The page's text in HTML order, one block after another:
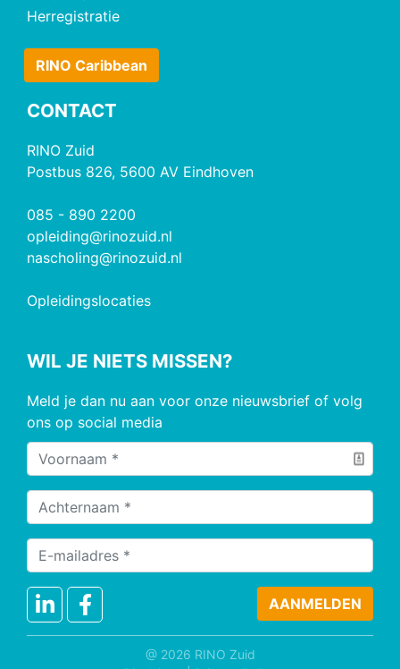
Herregistratie
RINO Caribbean
CONTACT
RINO Zuid
Postbus 826, 5600 AV Eindhoven
085 - 890 2200
opleiding@rinozuid.nl
nascholing@rinozuid.nl
Opleidingslocaties
WIL JE NIETS MISSEN?
Meld je dan nu aan voor onze nieuwsbrief of volg
ons op social media
@ 2026 RINO Zuid